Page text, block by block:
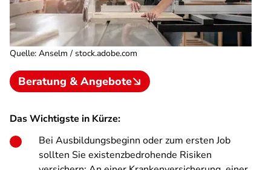
Quelle: Anselm / stock.adobe.com
Beratung & Angebote
Das Wichtigste in Kürze:
Bei Ausbildungsbeginn oder zum ersten Job
sollten Sie existenzbedrohende Risiken